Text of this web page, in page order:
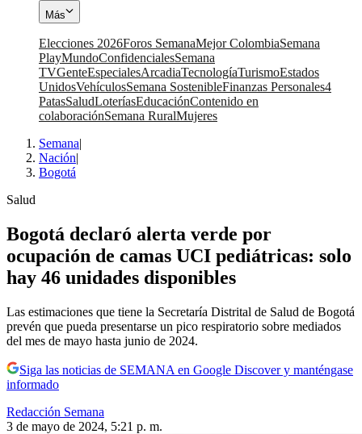
Más
Elecciones 2026Foros SemanaMejor ColombiaSemana
PlayMundoConfidencialesSemana
TVGenteEspecialesArcadiaTecnologíaTurismoEstados
UnidosVehículosSemana SostenibleFinanzas Personales4
PatasSaludLoteríasEducaciónContenido en
colaboraciónSemana RuralMujeres
Semana|
Nación|
Bogotá
Salud
Bogotá declaró alerta verde por
ocupación de camas UCI pediátricas: solo
hay 46 unidades disponibles
Las estimaciones que tiene la Secretaría Distrital de Salud de Bogotá
prevén que pueda presentarse un pico respiratorio sobre mediados
del mes de mayo hasta junio de 2024.
Siga las noticias de SEMANA en Google Discover y manténgase
informado
Redacción Semana
3 de mayo de 2024, 5:21 p. m.